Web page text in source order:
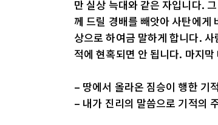
만 실상 늑대와 같은 자입니다.
께 드릴 경배를 빼앗아 사탄에게
상으로 하여금 말하게 합니다.
적에 현혹되면 안 됩니다. 마지
– 땅에서 올라온 짐승이 행한 기
– 내가 진리의 말씀으로 기적의